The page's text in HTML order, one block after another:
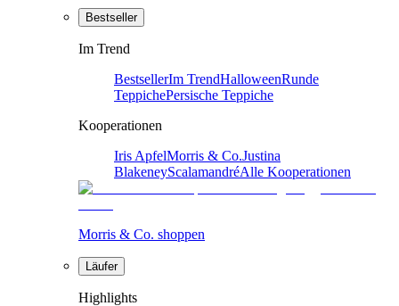
Bestseller
Im Trend
BestsellerIm TrendHalloweenRunde
TeppichePersische Teppiche
Kooperationen
Iris ApfelMorris & Co.Justina
BlakeneyScalamandréAlle Kooperationen
Morris & Co. shoppen
Läufer
Highlights